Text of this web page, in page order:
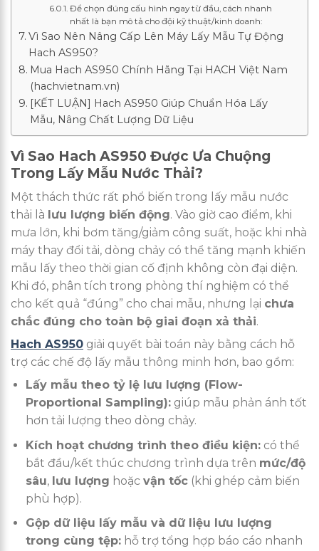
Để chọn đúng cấu hình ngay từ đầu, cách nhanh
nhất là bạn mô tả cho đội kỹ thuật/kinh doanh:
Vì Sao Nên Nâng Cấp Lên Máy Lấy Mẫu Tự Động
Hach AS950?
Mua Hach AS950 Chính Hãng Tại HACH Việt Nam
(hachvietnam.vn)
[KẾT LUẬN] Hach AS950 Giúp Chuẩn Hóa Lấy
Mẫu, Nâng Chất Lượng Dữ Liệu
Vì Sao Hach AS950 Được Ưa Chuộng
Trong Lấy Mẫu Nước Thải?
Một thách thức rất phổ biến trong lấy mẫu nước
thải là lưu lượng biến động. Vào giờ cao điểm, khi
mưa lớn, khi bơm tăng/giảm công suất, hoặc khi nhà
máy thay đổi tải, dòng chảy có thể tăng mạnh khiến
mẫu lấy theo thời gian cố định không còn đại diện.
Khi đó, phân tích trong phòng thí nghiệm có thể
cho kết quả “đúng” cho chai mẫu, nhưng lại chưa
chắc đúng cho toàn bộ giai đoạn xả thải.
Hach AS950 giải quyết bài toán này bằng cách hỗ
trợ các chế độ lấy mẫu thông minh hơn, bao gồm:
Lấy mẫu theo tỷ lệ lưu lượng (Flow-
Proportional Sampling):giúp mẫu phản ánh tốt
hơn tải lượng theo dòng chảy.
Kích hoạt chương trình theo điều kiện:có thể
bắt đầu/kết thúc chương trình dựa trên mức/độ
sâu, lưu lượng hoặc vận tốc(khi ghép cảm biến
phù hợp).
Gộp dữ liệu lấy mẫu và dữ liệu lưu lượng
trong cùng tệp:hỗ trợ tổng hợp báo cáo nhanh